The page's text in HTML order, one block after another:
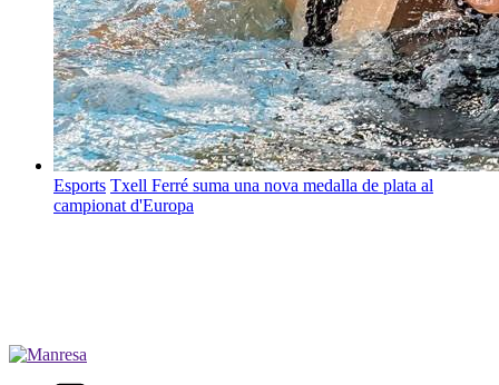
Esports Txell Ferré suma una nova medalla de plata al
campionat d'Europa